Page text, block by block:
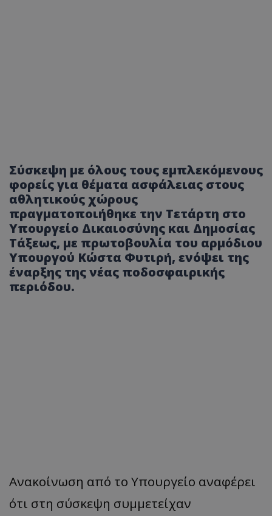
Σύσκεψη με όλους τους εμπλεκόμενους
φορείς για θέματα ασφάλειας στους
αθλητικούς χώρους
πραγματοποιήθηκε την Τετάρτη στο
Υπουργείο Δικαιοσύνης και Δημοσίας
Τάξεως, με πρωτοβουλία του αρμόδιου
Υπουργού Κώστα Φυτιρή, ενόψει της
έναρξης της νέας ποδοσφαιρικής
περιόδου.
Ανακοίνωση από το Υπουργείο αναφέρει
ότι στη σύσκεψη συμμετείχαν